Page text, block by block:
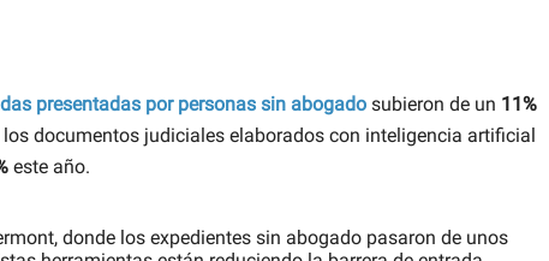
presentadas por personas sin abogado subieron de un 11%
los documentos judiciales elaborados con inteligencia artificial
este año.
donde los expedientes sin abogado pasaron de unos